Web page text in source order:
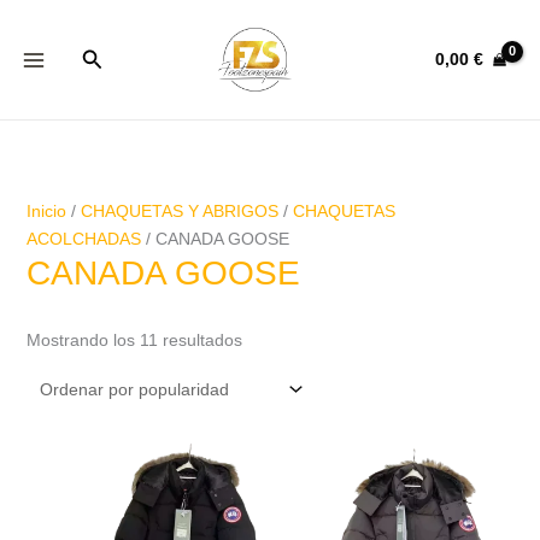
contenido
Buscar 0,00€
Inicio/ CHAQUETAS Y ABRIGOS/ CHAQUETAS
ACOLCHADAS/ CANADA GOOSE
CANADA GOOSE
Mostrando los 11 resultados
por
popularidad
Este
producto
tiene
múltiples
Este
producto
tiene
múltiples